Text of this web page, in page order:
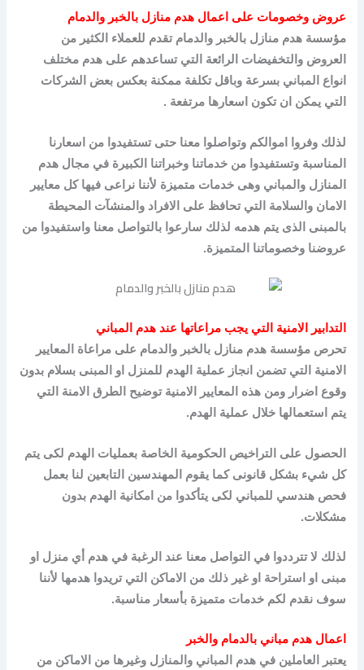
عروض وخصومات على اعمال هدم منازل بالخبر والدمام
مؤسسة هدم منازل بالخبر والدمام تقدم للعملاء الكثير من
العروض والتخفيضات الرائعة التي تساعدهم على هدم مختلف
انواع المباني بسرعة وباقل تكلفة ممكنة بعكس بعض الشركات
التي يمكن ان تكون اسعارها مرتفعة .
لذلك وفروا اموالكم وتواصلوا معنا حتى تستفيدوا من اسعارنا
المناسبة وتستفيدوا من خدماتنا وخبراتنا الكبيرة في مجال هدم
المنازل والمباني وهى خدمات متميزة لأننا نراعى فيها كل معايير
الامان والسلامة التي تحافظ على الافراد والمنشآت المحيطة
بالمبنى الذى يتم هدمه لذلك سارعوا بالتواصل معنا واستفيدوا من
عروضنا وخصوماتنا المتميزة.
التدابير الامنية التي يجب مراعاتها عند هدم المباني
تحرص مؤسسة هدم منازل بالخبر والدمام على مراعاة المعايير
الامنية التي تضمن انجاز عملية الهدم للمنزل او المبنى بسلام بدون
وقوع اضرار ومن هذه المعايير الامنية توضيح الطرق الامنة التي
يتم استعمالها خلال عملية الهدم.
الحصول على التراخيص الحكومية الخاصة بعمليات الهدم لكى يتم
كل شيء بشكل قانونى كما يقوم المهندسين التابعين لنا بعمل
فحص هندسي للمباني لكى يتأكدوا من امكانية الهدم بدون
مشكلات.
لذلك لا تترددوا في التواصل معنا عند الرغبة في هدم أي منزل او
مبنى او استراحة او غير ذلك من الاماكن التي تريدوا هدمها لأننا
سوف نقدم لكم خدمات متميزة بأسعار مناسبة.
اعمال هدم مباني بالدمام والخبر
يعتبر العاملين في هدم المباني والمنازل وغيرها من الاماكن من